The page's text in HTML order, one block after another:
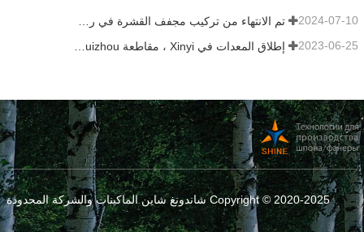
2024-07-10
إطلاق المعدات في Xinyi ، مقاطعة Guizhou ، الصين 2023-06-25
Copyright © 2020-2025 شاندونغ شاين الماكينات والشركة المحدودة